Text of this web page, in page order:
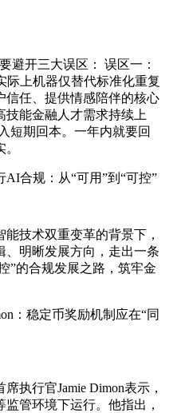
避开三大误区： 误区一：
际上机器仅替代标准化重复
信任、提供情感陪伴的核心
技能金融人才需求持续上
短期回本。一年内就要回
合规：从“可用”到“可控”
技术双重变革的背景下，
、明晰发展方向，走出一条
”的合规发展之路，筑牢金
：稳定币奖励机制应在“同
执行官Jamie Dimon表示，
管环境下运行。他指出，